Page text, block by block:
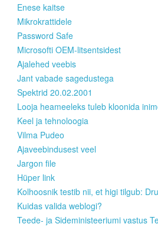
Enese kaitse
Mikrokrattidele
Password Safe
Microsofti OEM-litsentsidest
Ajalehed veebis
Jant vabade sagedustega
Spektrid 20.02.2001
Looja heameeleks tuleb kloonida
Keel ja tehnoloogia
Vilma Pudeo
Ajaveebindusest veel
Jargon file
Hüper link
Kolhoosnik testib nii, et higi tilgub:
Kuidas valida weblogi?
Teede- ja Sideministeeriumi vastus